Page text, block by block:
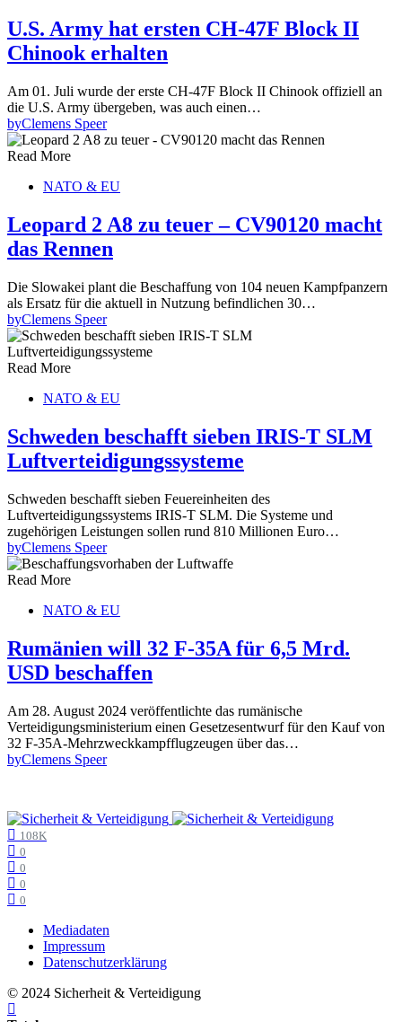
U.S. Army hat ersten CH-47F Block II
Chinook erhalten
Am 01. Juli wurde der erste CH-47F Block II Chinook offiziell an
die U.S. Army übergeben, was auch einen…
byClemens Speer
Read More
NATO & EU
Leopard 2 A8 zu teuer – CV90120 macht
das Rennen
Die Slowakei plant die Beschaffung von 104 neuen Kampfpanzern
als Ersatz für die aktuell in Nutzung befindlichen 30…
byClemens Speer
Read More
NATO & EU
Schweden beschafft sieben IRIS-T SLM
Luftverteidigungssysteme
Schweden beschafft sieben Feuereinheiten des
Luftverteidigungssystems IRIS-T SLM. Die Systeme und
zugehörigen Leistungen sollen rund 810 Millionen Euro…
byClemens Speer
Read More
NATO & EU
Rumänien will 32 F-35A für 6,5 Mrd.
USD beschaffen
Am 28. August 2024 veröffentlichte das rumänische
Verteidigungsministerium einen Gesetzesentwurf für den Kauf von
32 F-35A-Mehrzweckkampfflugzeugen über das…
byClemens Speer
108K
0
0
0
0
Mediadaten
Impressum
Datenschutzerklärung
© 2024 Sicherheit & Verteidigung